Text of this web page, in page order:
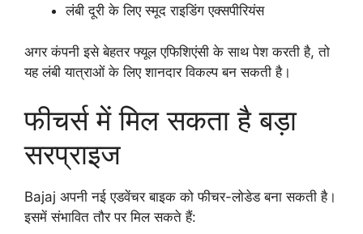
लंबी दूरी के लिए स्मूद राइडिंग एक्सपीरियंस
अगर कंपनी इसे बेहतर फ्यूल एफिशिएंसी के साथ पेश करती है, तो
यह लंबी यात्राओं के लिए शानदार विकल्प बन सकती है।
फीचर्स में मिल सकता है बड़ा
सरप्राइज
Bajaj अपनी नई एडवेंचर बाइक को फीचर-लोडेड बना सकती है।
इसमें संभावित तौर पर मिल सकते हैं: